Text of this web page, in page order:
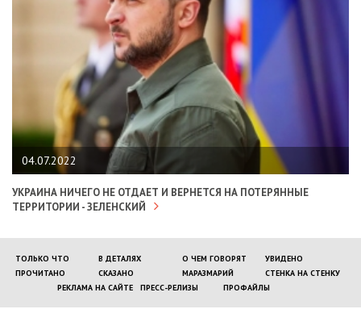
04.07.2022
УКРАИНА НИЧЕГО НЕ ОТДАЕТ И ВЕРНЕТСЯ НА ПОТЕРЯННЫЕ
ТЕРРИТОРИИ - ЗЕЛЕНСКИЙ
ТОЛЬКО ЧТО В ДЕТАЛЯХ О ЧЕМ ГОВОРЯТ
УВИДЕНО
ПРОЧИТАНО
СКАЗАНО МАРАЗМАРИЙ
СТЕНКА НА СТЕНКУ
РЕКЛАМА НА САЙТЕ
ПРЕСС-РЕЛИЗЫ ПРОФАЙЛЫ